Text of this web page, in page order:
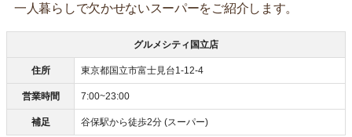
一人暮らしで欠かせないスーパーをご紹介します。
グルメシティ国立店
住所 東京都国立市富士見台1-12-4
営業時間 7:00~23:00
補足 谷保駅から徒歩2分 (スーパー)